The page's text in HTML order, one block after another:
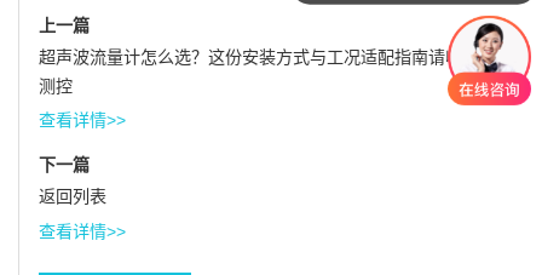
上一篇
超声波流量计怎么选？这份安装方式与工况适配指南请收好-盛天
测控
查看详情>>
下一篇
返回列表
查看详情>>